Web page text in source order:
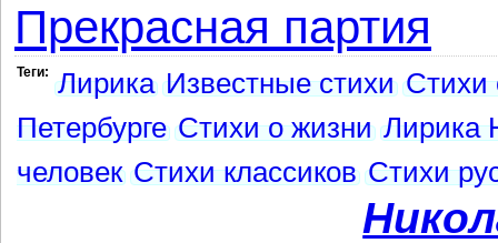
Прекрасная партия
Теги: Лирика Известные стихи Стихи
Петербурге Стихи о жизни Лирика
человек Стихи классиков Стихи